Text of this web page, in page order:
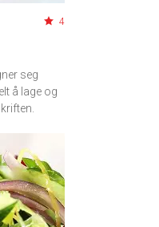
4
seg
å lage og